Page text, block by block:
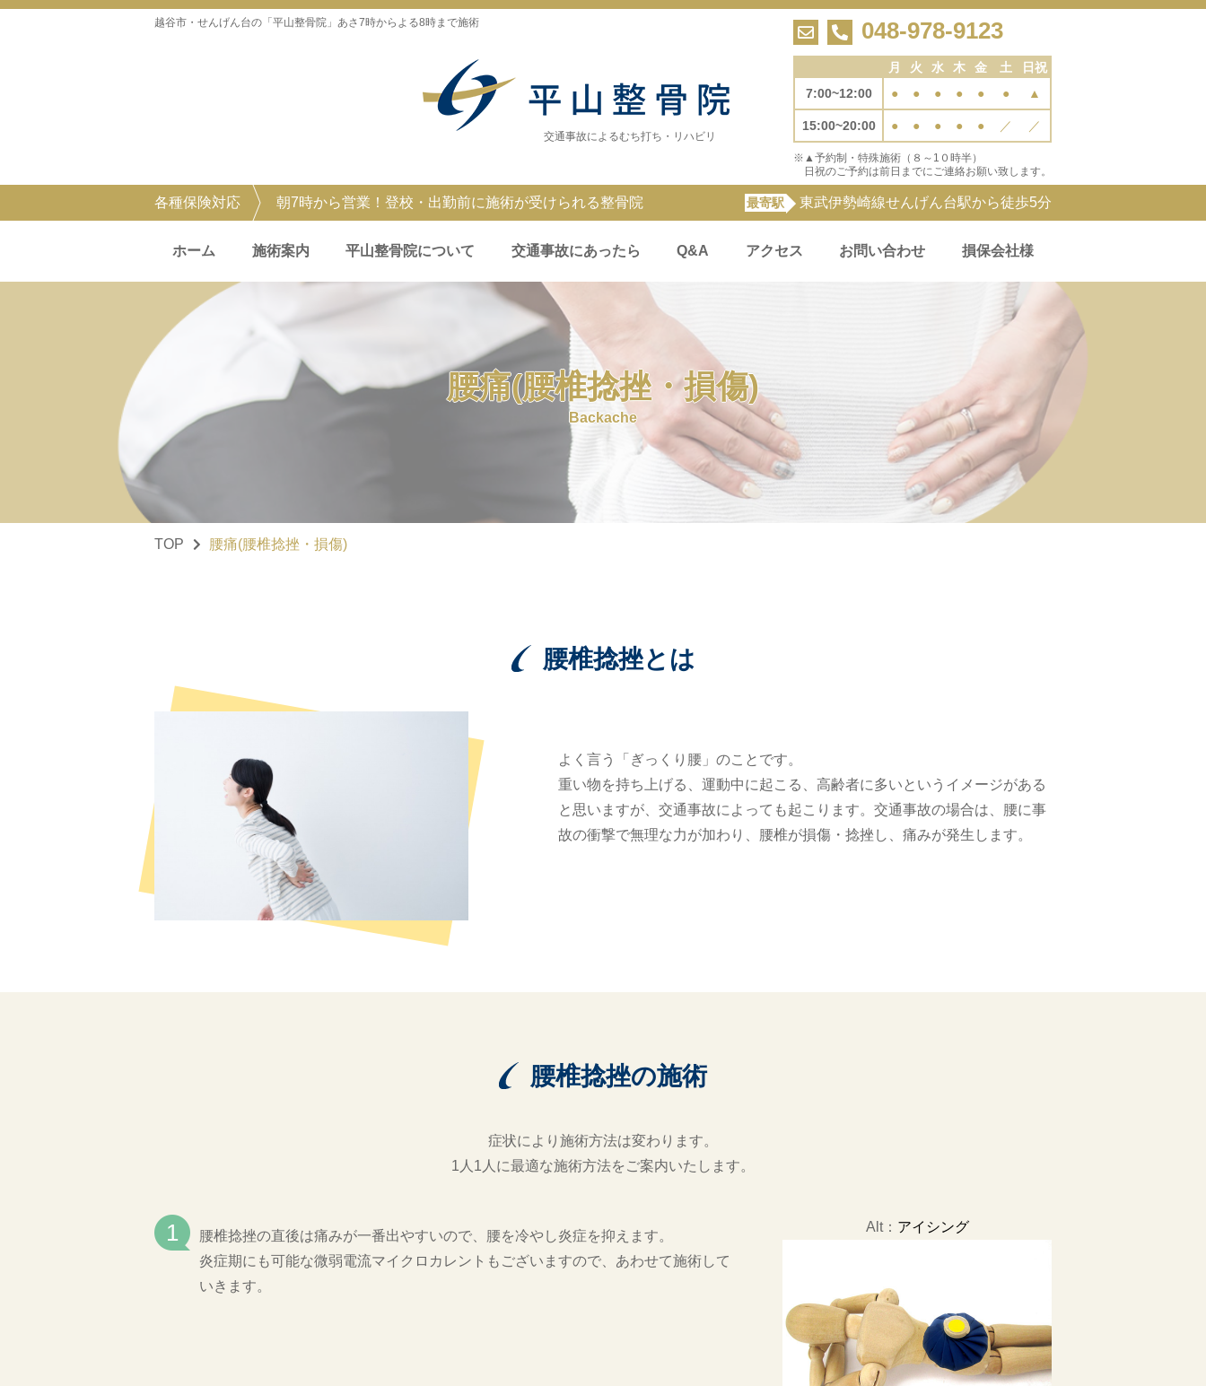
越谷市・せんげん台の「平山整骨院」あさ7時からよる8時まで施術
交通事故によるむち打ち・リハビリ
048-978-9123
月 火 水 木 金 土
日祝
7:00~12:00
● ● ● ● ● ● ▲
15:00~20:00 ● ● ● ● ● ／ ／
※▲予約制・特殊施術（８～1０時半）
日祝のご予約は前日までにご連絡お願い致します。
各種保険対応 朝7時から営業！登校・出勤前に施術が受けられる整骨院 最寄駅 東武伊勢崎線せんげん台駅から徒歩5分
ホーム 施術案内 平山整骨院について 交通事故にあったら Q&A アクセス お問い合わせ 損保会社様
腰痛(腰椎捻挫・損傷)
Backache
TOP 腰痛(腰椎捻挫・損傷)
腰椎捻挫とは
よく言う「ぎっくり腰」のことです。
重い物を持ち上げる、運動中に起こる、高齢者に多いというイメージがある
と思いますが、交通事故によっても起こります。交通事故の場合は、腰に事
故の衝撃で無理な力が加わり、腰椎が損傷・捻挫し、痛みが発生します。
腰椎捻挫の施術
症状により施術方法は変わります。
1人1人に最適な施術方法をご案内いたします。
Alt： アイシング
腰椎捻挫の直後は痛みが一番出やすいので、腰を冷やし炎症を抑えます。
炎症期にも可能な微弱電流マイクロカレントもございますので、あわせて施術して
いきます。